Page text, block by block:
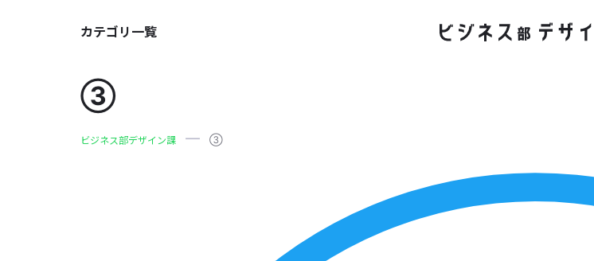
カテゴリ一覧
③
ビジネス部デザイン課 ③